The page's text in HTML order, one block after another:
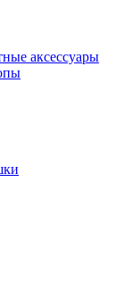
аксессуары